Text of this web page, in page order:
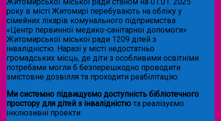
року в місті Житомирі перебувають на обліку у
сімейних лікарів комунального підприємства
«Центр первинної медико-санітарної допомоги»
Житомирської міської ради 1209 дітей з
інвалідністю. Наразі у місті недостатньо
громадських місць, де діти з особливими освітніми
потребами могли б безперешкодно проводити
змістовне дозвілля та проходити реабілітацію.
Ми системно підвищуємо доступність бібліотечного
простору для дітей з інвалідністю та реалізуємо
інклюзивні проекти: